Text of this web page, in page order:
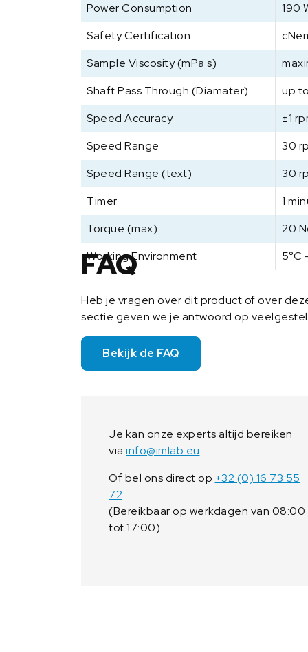
Power Consumption
190
Safety Certification
Sample Viscosity (mPa s)
Shaft Pass Through (Diamater)
up
Speed Accuracy
±1
Speed Range
30
Speed Range (text)
30
Timer
1
Torque (max)
20
Working Environment
5°C
FAQ
Heb je vragen over dit product of over
sectie geven we je antwoord op
Bekijk de FAQ
Je kan onze experts altijd bereiken
via info@imlab.eu
Of bel ons direct op +32 (0) 16 73 55
72
(Bereikbaar op werkdagen van 08:00
tot 17:00)